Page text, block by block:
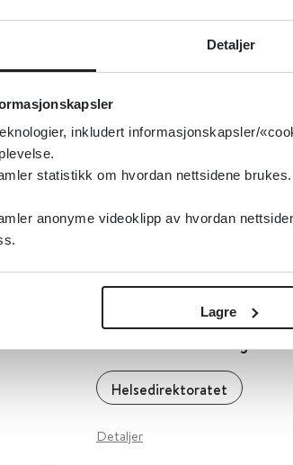
Detaljer
inkludert informasjonskapsler/
statistikk om hvordan nettsidene
anonyme videoklipp av hvordan
Lagre
Tannhelsetjenesteloven -
Helsedirektoratet
Tannhelsetjenenestens
Detaljer
Helsedirektoratet
Detaljer